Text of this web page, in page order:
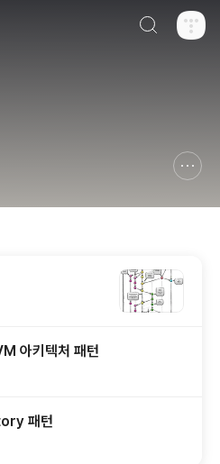
아키텍처 패턴
패턴